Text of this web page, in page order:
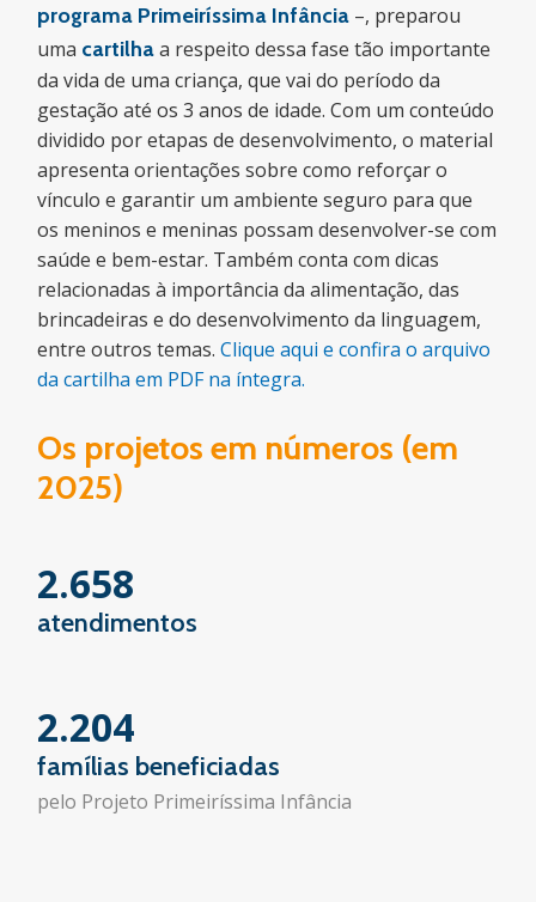
programa Primeiríssima Infância –, preparou
uma cartilhaa respeito dessa fase tão importante
da vida de uma criança, que vai do período da
gestação até os 3 anos de idade. Com um conteúdo
dividido por etapas de desenvolvimento, o material
apresenta orientações sobre como reforçar o
vínculo e garantir um ambiente seguro para que
os meninos e meninas possam desenvolver-se com
saúde e bem-estar. Também conta com dicas
relacionadas à importância da alimentação, das
brincadeiras e do desenvolvimento da linguagem,
entre outros temas.Clique aqui e confira o arquivo
da cartilha em PDF na íntegra.
Os projetos em números (em
2025)
2.658
atendimentos
2.204
famílias beneficiadas
pelo Projeto Primeiríssima Infância